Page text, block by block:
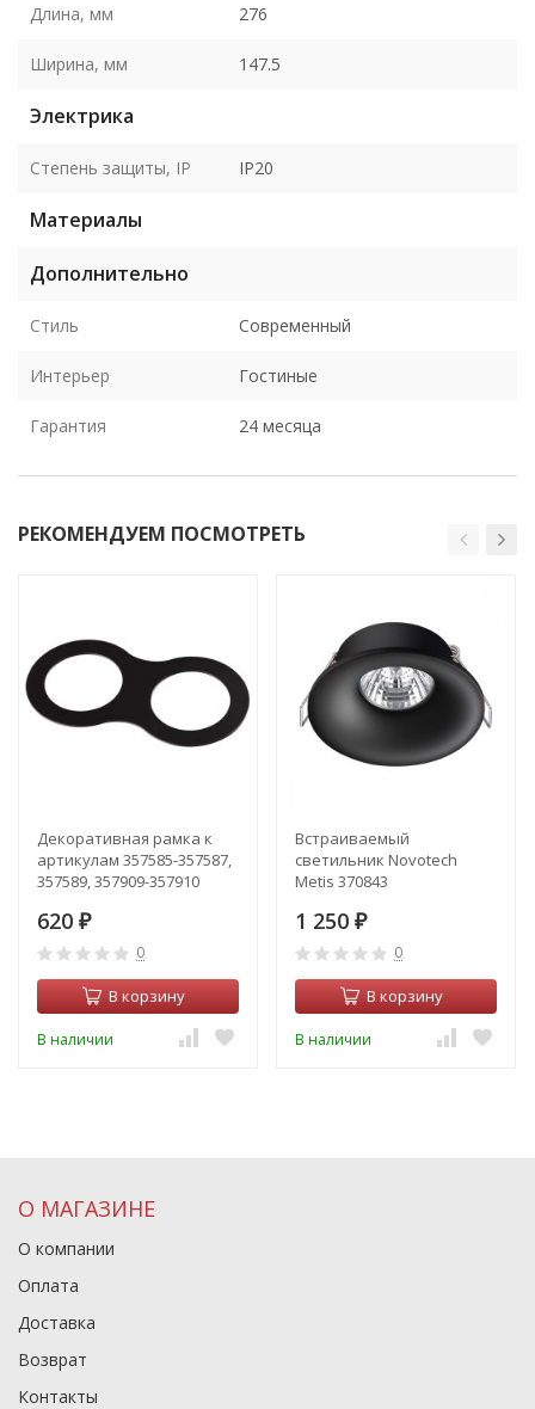
Длина, мм 276
Ширина, мм 147.5
Электрика
Степень защиты, IP IP20
Материалы
Дополнительно
Стиль Современный
Интерьер Гостиные
Гарантия 24 месяца
РЕКОМЕНДУЕМ ПОСМОТРЕТЬ
Декоративная рамка к
артикулам 357585-357587,
357589, 357909-357910
620 ₽
0
В корзину
В наличии
Встраиваемый
светильник Novotech
Metis 370843
1 250 ₽
0
В корзину
В наличии
О МАГАЗИНЕ
О компании
Оплата
Доставка
Возврат
Контакты